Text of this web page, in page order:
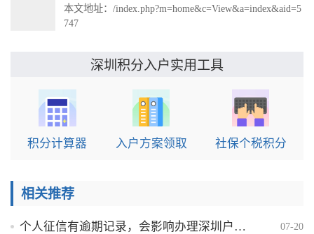
本文地址：/index.php?m=home&c=View&a=index&aid=5
747
深圳积分入户实用工具
积分计算器 入户方案领取 社保个税积分
相关推荐
个人征信有逾期记录，会影响办理深圳户口吗？ 07-20